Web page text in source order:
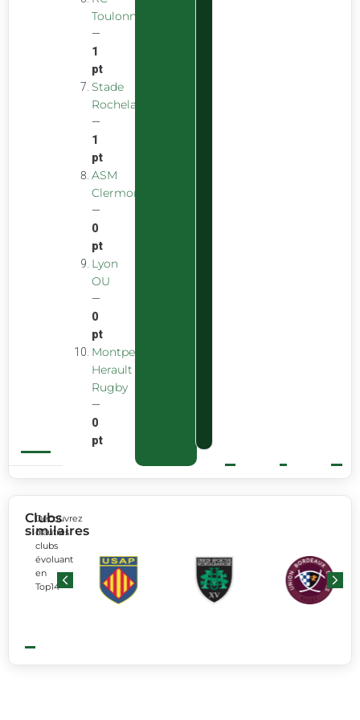
Toulonnais
—
1
pt
Stade
Rochelais
—
1
pt
ASM
Clermont
—
0
pt
Lyon
OU
—
0
pt
Montpellier
Herault
Rugby
—
0
pt
Clubs
similaires
Découvrez
d’autres
clubs
évoluant
en
Top14